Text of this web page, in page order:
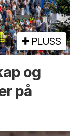
PLUSS
og
på